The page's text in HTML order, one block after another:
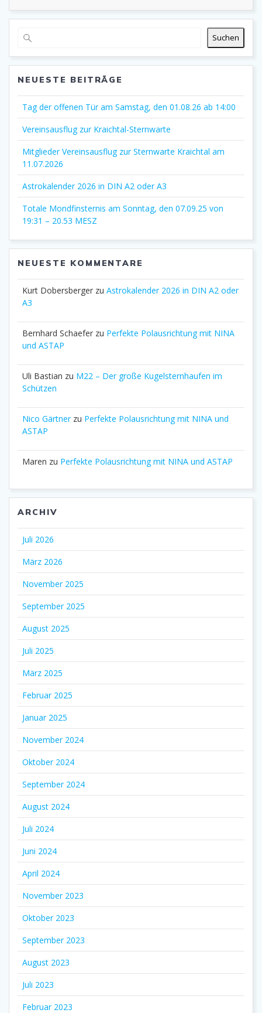
Suchen
NEUESTE BEITRÄGE
Tag der offenen Tür am Samstag, den 01.08.26 ab 14:00
Vereinsausflug zur Kraichtal-Sternwarte
Mitglieder Vereinsausflug zur Sternwarte Kraichtal am
11.07.2026
Astrokalender 2026 in DIN A2 oder A3
Totale Mondfinsternis am Sonntag, den 07.09.25 von
19:31 – 20.53 MESZ
NEUESTE KOMMENTARE
Kurt Dobersberger zu Astrokalender 2026 in DIN A2 oder
A3
Bernhard Schaefer zu Perfekte Polausrichtung mit NINA
und ASTAP
Uli Bastian zu M22 – Der große Kugelsternhaufen im
Schützen
Nico Gärtnerzu Perfekte Polausrichtung mit NINA und
ASTAP
Maren zu Perfekte Polausrichtung mit NINA und ASTAP
ARCHIV
Juli 2026
März 2026
November 2025
September 2025
August 2025
Juli 2025
März 2025
Februar 2025
Januar 2025
November 2024
Oktober 2024
September 2024
August 2024
Juli 2024
Juni 2024
April 2024
November 2023
Oktober 2023
September 2023
August 2023
Juli 2023
Februar 2023